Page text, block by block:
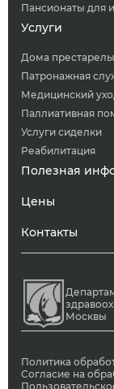
Пансионаты для
Услуги
Дома
Патронажная
Медицинский
Паллиативная
Услуги сиделки
Реабилитация
Полезная
Цены
Контакты
Москвы
Политика
Согласие на